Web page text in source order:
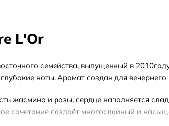
L'Or
семейства, выпущенный в
ноты. Аромат создан для
жасмина и розы, сердце наполняется
сочетание создаёт многослойный и